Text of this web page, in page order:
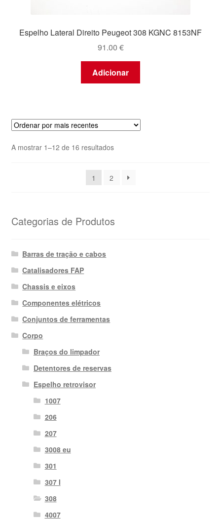
Espelho Lateral Direito Peugeot 308 KGNC 8153NF
91.00 €
Adicionar
A mostrar 1–12 de 16 resultadosOrdenado
recentes
1 2
Categorias de Produtos
Barras de tração e cabos
Catalisadores FAP
Chassis e eixos
Componentes elétricos
Conjuntos de ferramentas
Corpo
Braços do limpador
Detentores de reservas
Espelho retrovisor
1007
206
207
3008 eu
301
307 I
308
4007